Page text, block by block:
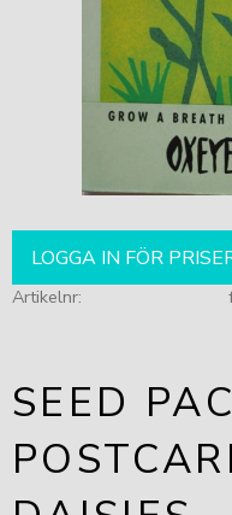
LOGGA IN FÖR
Artikelnr
SEED